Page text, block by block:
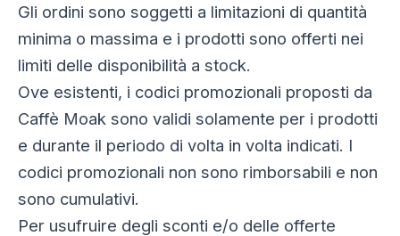
Gli ordini sono soggetti a limitazioni di quantità
minima o massima e i prodotti sono offerti nei
limiti delle disponibilità a stock.
Ove esistenti, i codici promozionali proposti da
Caffè Moak sono validi solamente per i prodotti
e durante il periodo di volta in volta indicati. I
codici promozionali non sono rimborsabili e non
sono cumulativi.
Per usufruire degli sconti e/o delle offerte